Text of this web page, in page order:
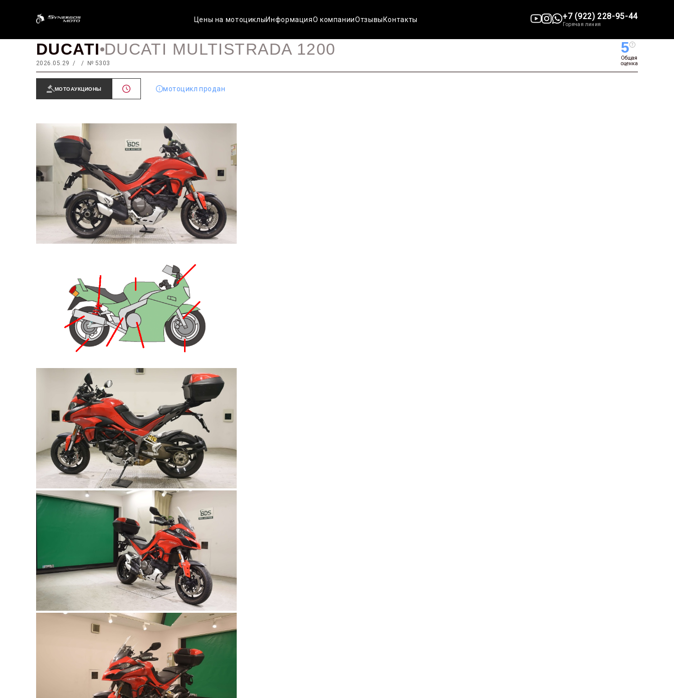
Цены на мотоциклыИнформацияО компанииОтзывы Контакты +7 (922) 228-95-44
Горячая линия
DUCATI DUCATI MULTISTRADA 1200
2026.05.29 № 5303
5
Общая
оценка
МОТОАУКЦИОНЫ мотоцикл продан